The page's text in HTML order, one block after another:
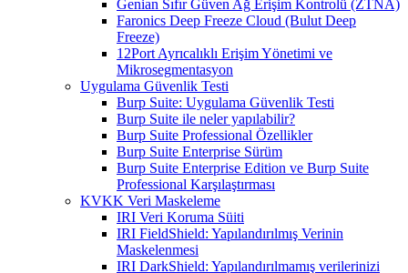
Genian Sıfır Güven Ağ Erişim Kontrolü (ZTNA)
Faronics Deep Freeze Cloud (Bulut Deep
Freeze)
12Port Ayrıcalıklı Erişim Yönetimi ve
Mikrosegmentasyon
Uygulama Güvenlik Testi
Burp Suite: Uygulama Güvenlik Testi
Burp Suite ile neler yapılabilir?
Burp Suite Professional Özellikler
Burp Suite Enterprise Sürüm
Burp Suite Enterprise Edition ve Burp Suite
Professional Karşılaştırması
KVKK Veri Maskeleme
IRI Veri Koruma Süiti
IRI FieldShield: Yapılandırılmış Verinin
Maskelenmesi
IRI DarkShield: Yapılandırılmamış verilerinizi